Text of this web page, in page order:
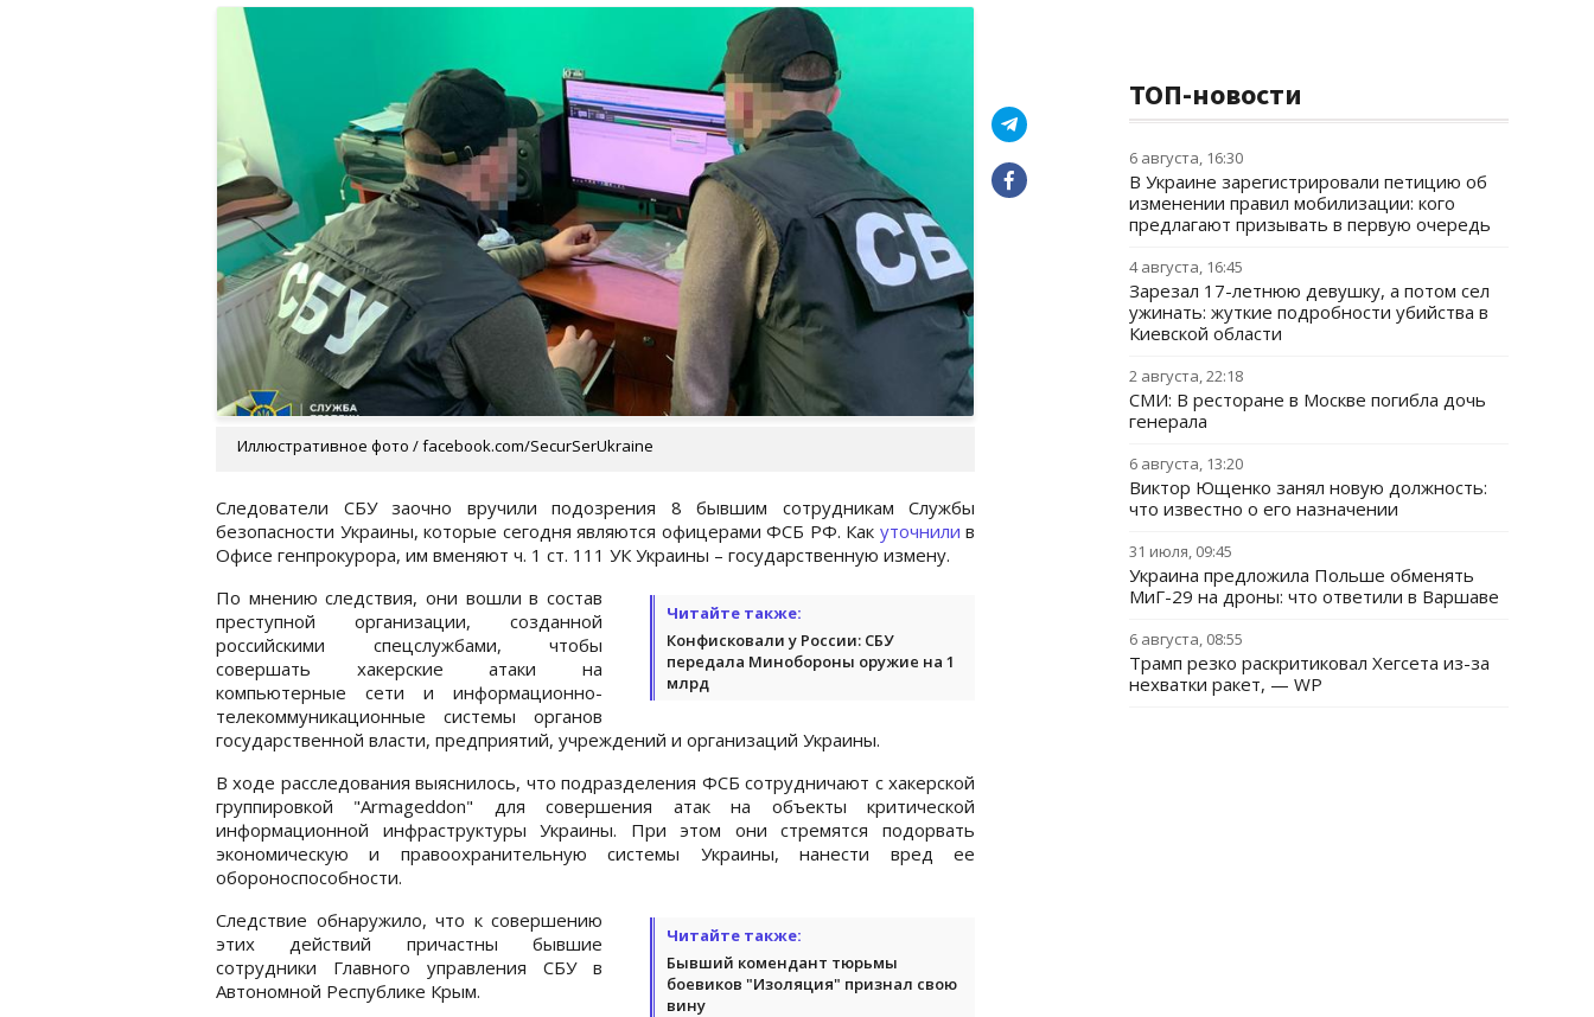
Иллюстративное фото / facebook.com/SecurSerUkraine
Следователи СБУ заочно вручили подозрения 8 бывшим сотрудникам Службы
безопасности Украины, которые сегодня являются офицерами ФСБ РФ. Как уточнили в
Офисе генпрокурора, им вменяют ч. 1 ст. 111 УК Украины – государственную измену.
Читайте также:
Конфисковали у России: СБУ
передала Минобороны оружие на 1
млрд
По мнению следствия, они вошли в состав
преступной организации, созданной
российскими спецслужбами, чтобы
совершать хакерские атаки на
компьютерные сети и информационно-
телекоммуникационные системы органов
государственной власти, предприятий, учреждений и организаций Украины.
В ходе расследования выяснилось, что подразделения ФСБ сотрудничают с хакерской
группировкой "Armageddon" для совершения атак на объекты критической
информационной инфраструктуры Украины. При этом они стремятся подорвать
экономическую и правоохранительную системы Украины, нанести вред ее
обороноспособности.
Читайте также:
Бывший комендант тюрьмы
боевиков "Изоляция" признал свою
вину
Следствие обнаружило, что к совершению
этих действий причастны бывшие
сотрудники Главного управления СБУ в
Автономной Республике Крым.
ТОП-новости
6 августа, 16:30
В Украине зарегистрировали петицию об
изменении правил мобилизации: кого
предлагают призывать в первую очередь
4 августа, 16:45
Зарезал 17-летнюю девушку, а потом сел
ужинать: жуткие подробности убийства в
Киевской области
2 августа, 22:18
СМИ: В ресторане в Москве погибла дочь
генерала
6 августа, 13:20
Виктор Ющенко занял новую должность:
что известно о его назначении
31 июля, 09:45
Украина предложила Польше обменять
МиГ-29 на дроны: что ответили в Варшаве
6 августа, 08:55
Трамп резко раскритиковал Хегсета из-за
нехватки ракет, — WP